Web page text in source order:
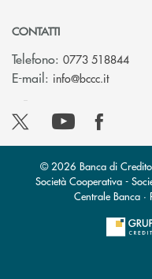
CONTATTI
Telefono: 0773 518844
E-mail: info@bccc.it(si apre
© 2026 Banca di
Società Cooperativa -
Centrale Banca